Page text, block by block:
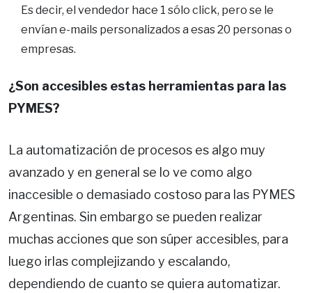
Es decir, el vendedor hace 1 sólo click, pero se le
envían e-mails personalizados a esas 20 personas o
empresas.
¿Son accesibles estas herramientas para las
PYMES?
La automatización de procesos es algo muy
avanzado y en general se lo ve como algo
inaccesible o demasiado costoso para las PYMES
Argentinas. Sin embargo se pueden realizar
muchas acciones que son súper accesibles, para
luego irlas complejizando y escalando,
dependiendo de cuanto se quiera automatizar.